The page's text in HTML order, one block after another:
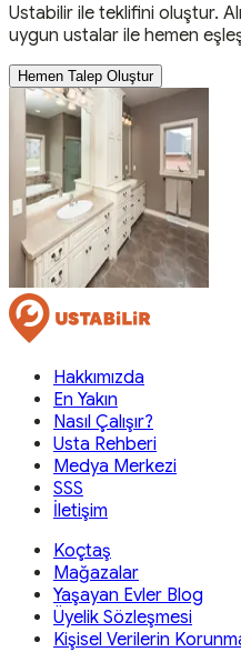
Ustabilir ile teklifini oluştur.
uygun ustalar ile hemen
Hemen Talep Oluştur
Hakkımızda
En Yakın
Nasıl Çalışır?
Usta Rehberi
Medya Merkezi
SSS
İletişim
Koçtaş
Mağazalar
Yaşayan Evler Blog
Üyelik Sözleşmesi
Kişisel Verilerin